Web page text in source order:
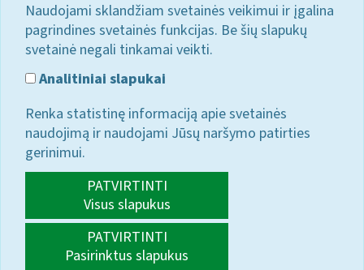
Naudojami sklandžiam svetainės veikimui ir įgalina
pagrindines svetainės funkcijas. Be šių slapukų
svetainė negali tinkamai veikti.
Analitiniai slapukai
Renka statistinę informaciją apie svetainės
naudojimą ir naudojami Jūsų naršymo patirties
gerinimui.
PATVIRTINTI
Visus slapukus
PATVIRTINTI
Pasirinktus slapukus